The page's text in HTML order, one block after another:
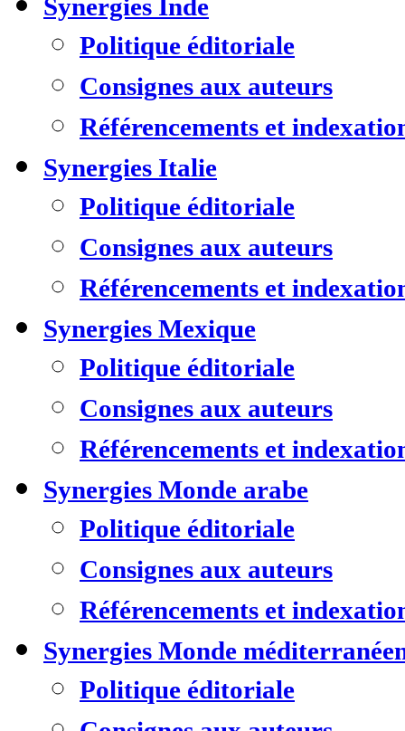
Synergies Inde
Politique éditoriale
Consignes aux auteurs
Référencements et
Synergies Italie
Politique éditoriale
Consignes aux auteurs
Référencements et
Synergies Mexique
Politique éditoriale
Consignes aux auteurs
Référencements et
Synergies Monde arabe
Politique éditoriale
Consignes aux auteurs
Référencements et
Synergies Monde
Politique éditoriale